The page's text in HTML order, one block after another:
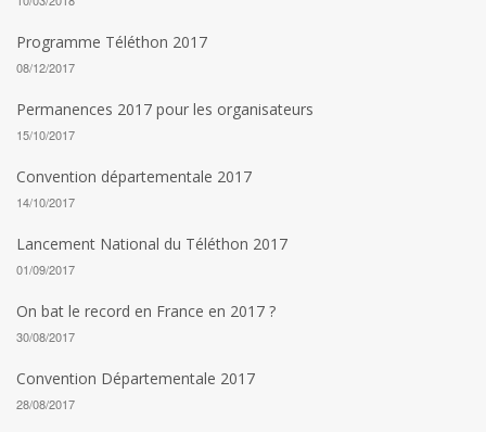
Programme Téléthon 2017
08/12/2017
Permanences 2017 pour les organisateurs
15/10/2017
Convention départementale 2017
14/10/2017
Lancement National du Téléthon 2017
01/09/2017
On bat le record en France en 2017 ?
30/08/2017
Convention Départementale 2017
28/08/2017